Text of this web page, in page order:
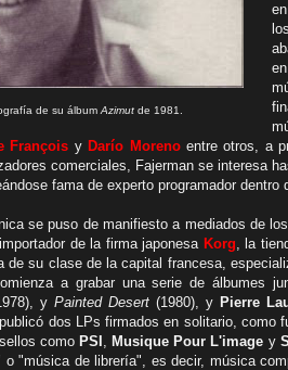
de su álbum Azimut de 1981.
François y Darío Morenoentre otros, a
comerciales, Fajerman se interesa
fama de experto programador
se puso de manifiesto a mediados de
de la firma japonesa Korg, la
de su clase de la capital francesa,
a grabar una serie de álbumes
y Painted Desert (1980), y Pierre
dos LPs firmados en solitario, como
como PSI , Musique Pour L'image y
o "música de librería", es decir, música